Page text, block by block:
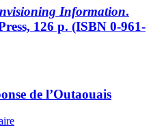
Information.
126 p. (ISBN 0-961-
de l’Outaouais